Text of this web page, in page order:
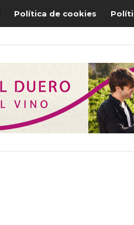
Política de cookies